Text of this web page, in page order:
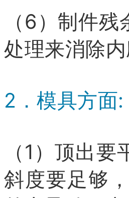
（6）制件
处理来消除
2．模具方面:
（1）顶出
斜度要足够